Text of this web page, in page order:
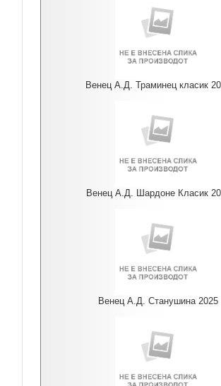
Венец А.Д. Траминец класик
Венец А.Д. Шардоне Класик
Венец А.Д. Станушина 2025